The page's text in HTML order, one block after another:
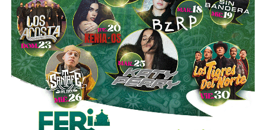
.
Sí hubo un fallo grande por parte de lasautoridades
viales municipales que no anunciaron a tiempo el tope
y no colocaron la señal hasta que ya estaba listo el muro
de los tormentos.
Sigue existiendo tardanza por parte de estas mismas
autoridades pararepintar o rescatar las señales que